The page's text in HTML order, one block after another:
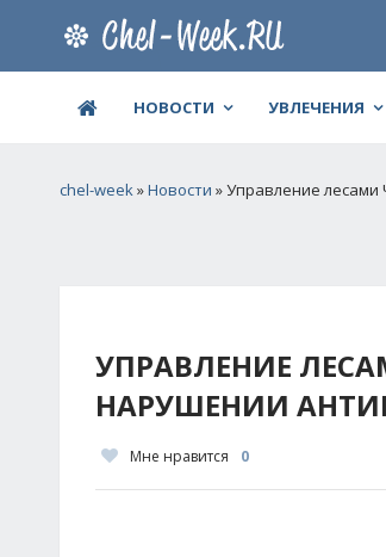
НОВОСТИ УВЛЕЧЕНИЯ
chel-week»Новости » Управление лесами
УПРАВЛЕНИЕ
НАРУШЕНИИ
Мне нравится 0